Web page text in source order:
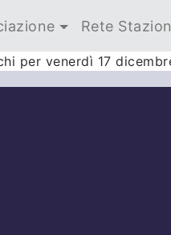
Rete
per venerdì 17